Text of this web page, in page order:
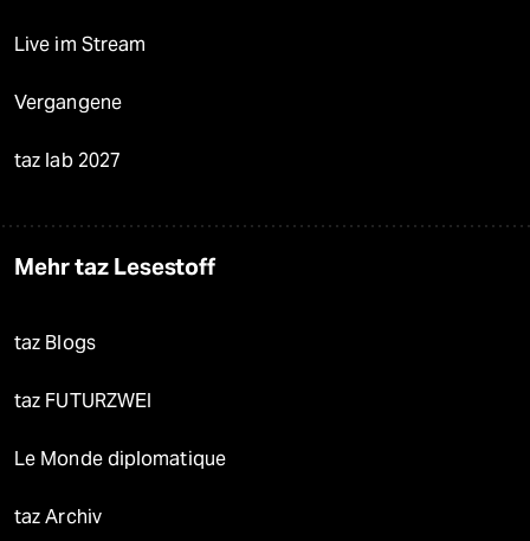
Live im Stream
Vergangene
taz lab 2027
Mehr taz Lesestoff
taz Blogs
taz FUTURZWEI
Le Monde diplomatique
taz Archiv